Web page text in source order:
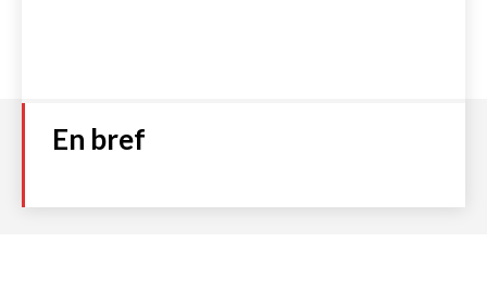
En bref